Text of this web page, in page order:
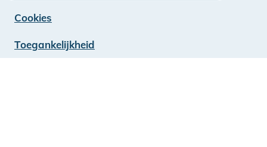
Cookies
Toegankelijkheid